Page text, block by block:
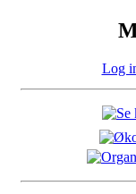
Log